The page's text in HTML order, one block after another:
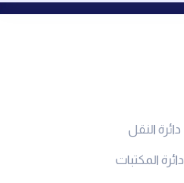
دائرة النقل
دائرة المكتبات